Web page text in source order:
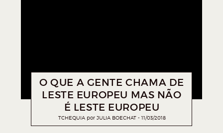
O QUE A GENTE CHAMA DE
LESTE EUROPEU MAS NÃO
É LESTE EUROPEU
TCHEQUIA por JULIA BOECHAT 11/03/2018